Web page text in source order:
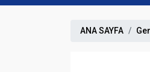
ANA SAYFA